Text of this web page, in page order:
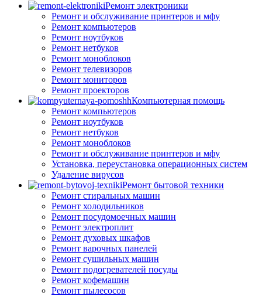
Ремонт электроники
Ремонт и обслуживание принтеров и мфу
Ремонт компьютеров
Ремонт ноутбуков
Ремонт нетбуков
Ремонт моноблоков
Ремонт телевизоров
Ремонт мониторов
Ремонт проекторов
Компьютерная помощь
Ремонт компьютеров
Ремонт ноутбуков
Ремонт нетбуков
Ремонт моноблоков
Ремонт и обслуживание принтеров и мфу
Установка, переустановка операционных систем
Удаление вирусов
Ремонт бытовой техники
Ремонт стиральных машин
Ремонт холодильников
Ремонт посудомоечных машин
Ремонт электроплит
Ремонт духовых шкафов
Ремонт варочных панелей
Ремонт сушильных машин
Ремонт подогревателей посуды
Ремонт кофемашин
Ремонт пылесосов